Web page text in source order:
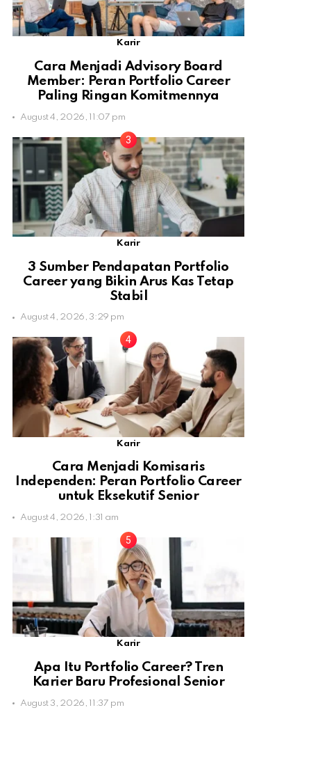
Karir
Cara Menjadi Advisory Board
Member: Peran Portfolio Career
Paling Ringan Komitmennya
August 4, 2026, 11:07 pm
Karir
3 Sumber Pendapatan Portfolio
Career yang Bikin Arus Kas Tetap
Stabil
August 4, 2026, 3:29 pm
Karir
Cara Menjadi Komisaris
Independen: Peran Portfolio Career
untuk Eksekutif Senior
August 4, 2026, 1:31 am
Karir
Apa Itu Portfolio Career? Tren
Karier Baru Profesional Senior
August 3, 2026, 11:37 pm